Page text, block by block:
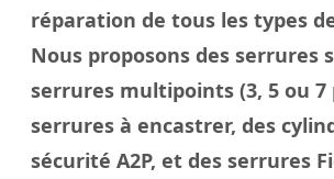
réparation de tous les types
Nous proposons des serrures
serrures multipoints (3, 5 ou 7
serrures à encastrer, des
sécurité A2P, et des serrures